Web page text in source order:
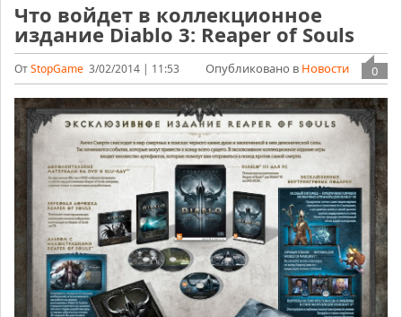
Что войдет в коллекционное
издание Diablo 3: Reaper of Souls
ОтStopGame 3/02/2014 | 11:53 0
Опубликовано в Новости